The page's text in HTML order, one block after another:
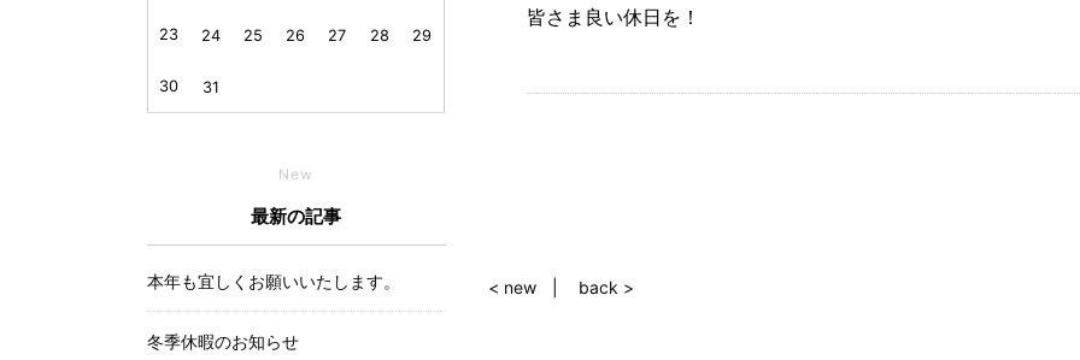
皆さま良い休日を！
< new back >
23 24 25 26 27 28 29
30 31
New
最新の記事
本年も宜しくお願いいたします。
冬季休暇のお知らせ